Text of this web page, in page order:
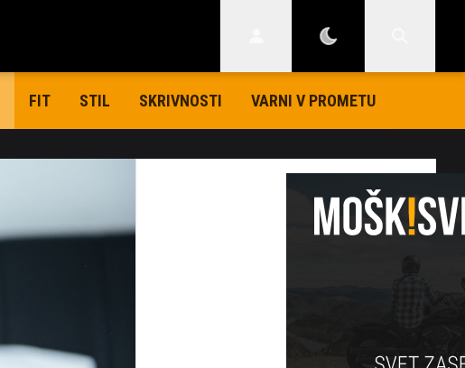
FIT STIL SKRIVNOSTI VARNI V PROMETU